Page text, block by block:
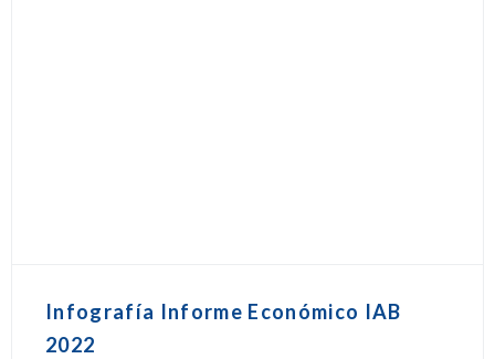
Infografía Informe Económico IAB
2022